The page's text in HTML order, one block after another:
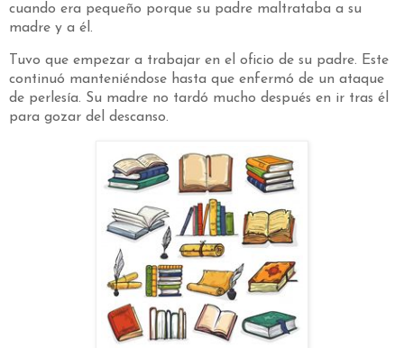
cuando era pequeño porque su padre maltrataba a su
madre y a él.
Tuvo que empezar a trabajar en el oficio de su padre. Este
continuó manteniéndose hasta que enfermó de un ataque
de perlesía. Su madre no tardó mucho después en ir tras él
para gozar del descanso.